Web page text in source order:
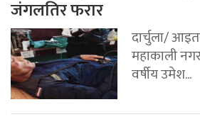
जंगलतिर फरार
दार्चुला/
महाकाली
वर्षीय उमेश...